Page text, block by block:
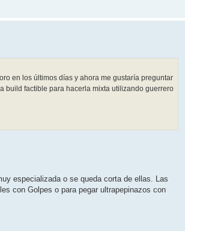
en los últimos días y ahora me gustaría preguntar
build factible para hacerla mixta utilizando guerrero
especializada o se queda corta de ellas. Las
con Golpes o para pegar ultrapepinazos con